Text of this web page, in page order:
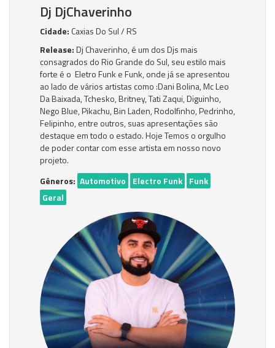
Dj DjChaverinho
Cidade: Caxias Do Sul / RS
Release:Dj Chaverinho, é um dos Djs mais
consagrados do Rio Grande do Sul, seu estilo mais
forte é o Eletro Funk e Funk, onde já se apresentou
ao lado de vários artistas como :Dani Bolina, Mc Leo
Da Baixada, Tchesko, Britney, Tati Zaqui, Diguinho,
Nego Blue, Pikachu, Bin Laden, Rodolfinho, Pedrinho,
Felipinho, entre outros, suas apresentações são
destaque em todo o estado. Hoje Temos o orgulho
de poder contar com esse artista em nosso novo
projeto.
Gêneros: Automotivo Electro Funk Funk
Geral